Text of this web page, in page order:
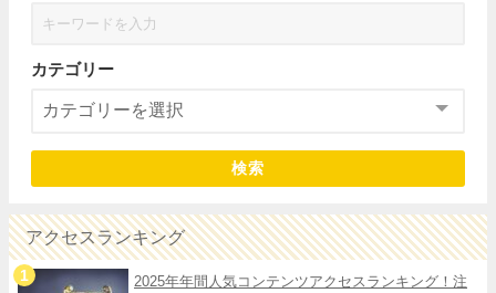
カテゴリー
検索
アクセスランキング
2025年年間人気コンテンツアクセスランキング！注